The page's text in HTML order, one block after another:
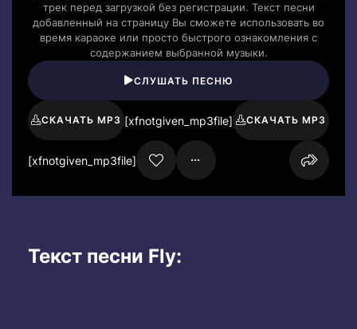
трек перед загрузкой без регистрации. Текст песни
добавленный на страницу Вы сможете использовать во
время караоке или просто быстрого ознакомления с
содержанием выбранной музыки.
СЛУШАТЬ ПЕСНЮ
СКАЧАТЬ MP3 [xfnotgiven_mp3file] СКАЧАТЬ MP3
[xfnotgiven_mp3file]
Текст песни Fly: